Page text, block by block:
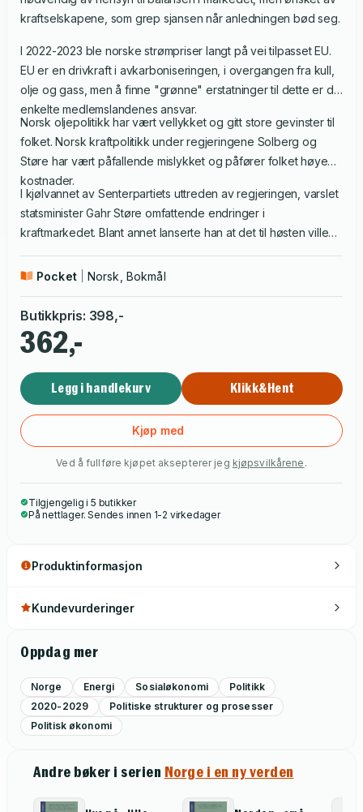
kraftselskapene, som grep sjansen når anledningen bød seg.
I 2022-2023 ble norske strømpriser langt på vei tilpasset EU.
EU er en drivkraft i avkarboniseringen, i overgangen fra kull,
olje og gass, men å finne "grønne" erstatninger til dette er de
enkelte medlemslandenes ansvar.
Norsk oljepolitikk har vært vellykket og gitt store gevinster til
folket. Norsk kraftpolitikk under regjeringene Solberg og
Støre har vært påfallende mislykket og påfører folket høye
kostnader.
I kjølvannet av Senterpartiets uttreden av regjeringen, varslet
statsminister Gahr Støre omfattende endringer i
kraftmarkedet. Blant annet lanserte han at det til høsten ville
moms/kWh. Utspillet kan oppfattes som fattet i desperasjon i
Pocket Norsk, Bokmål
Butikkpris: 398,-
362,-
Legg i handlekurv Klikk&Hent
Kjøp med
Ved å fullføre kjøpet aksepterer jeg kjøpsvilkårene .
Tilgjengelig i 5 butikker
På nettlager. Sendes innen 1-2 virkedager
Produktinformasjon
Kundevurderinger
Oppdag mer
Norge Energi Sosialøkonomi
Politikk
2020-2029
Politiske strukturer og prosesser
Politisk økonomi
Andre bøker i serien Norge i en ny verden